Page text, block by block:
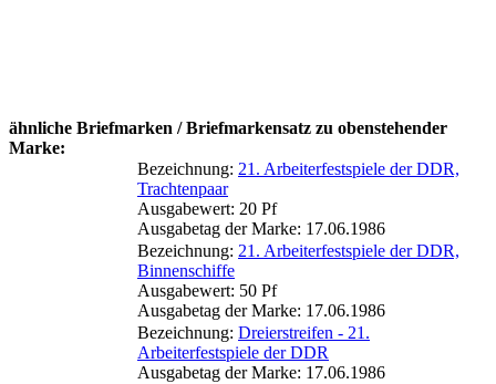
ähnliche Briefmarken / Briefmarkensatz zu obenstehender
Marke:
Bezeichnung: 21. Arbeiterfestspiele der DDR,
Trachtenpaar
Ausgabewert: 20 Pf
Ausgabetag der Marke: 17.06.1986
Bezeichnung: 21. Arbeiterfestspiele der DDR,
Binnenschiffe
Ausgabewert: 50 Pf
Ausgabetag der Marke: 17.06.1986
Bezeichnung: Dreierstreifen - 21.
Arbeiterfestspiele der DDR
Ausgabetag der Marke: 17.06.1986